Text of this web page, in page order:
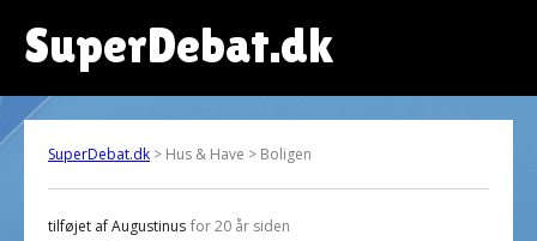
SuperDebat.dk
SuperDebat.dk > Hus & Have > Boligen
tilføjet afAugustinus for 20 år siden